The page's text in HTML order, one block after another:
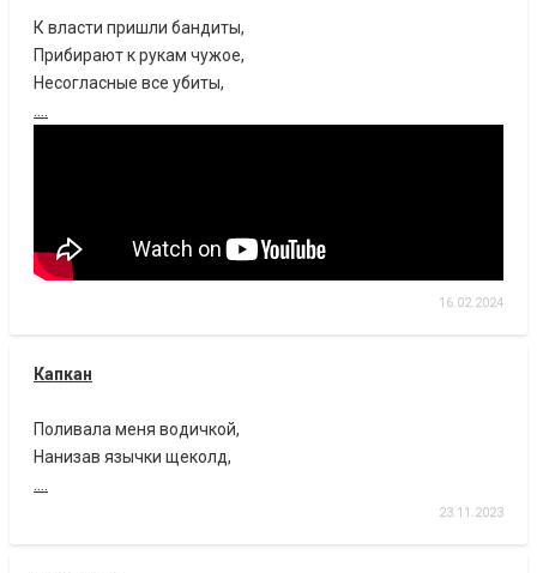
К власти пришли бандиты,
Прибирают к рукам чужое,
Несогласные все убиты,
16.02.2024
Капкан
Поливала меня водичкой,
Нанизав язычки щеколд,
23.11.2023